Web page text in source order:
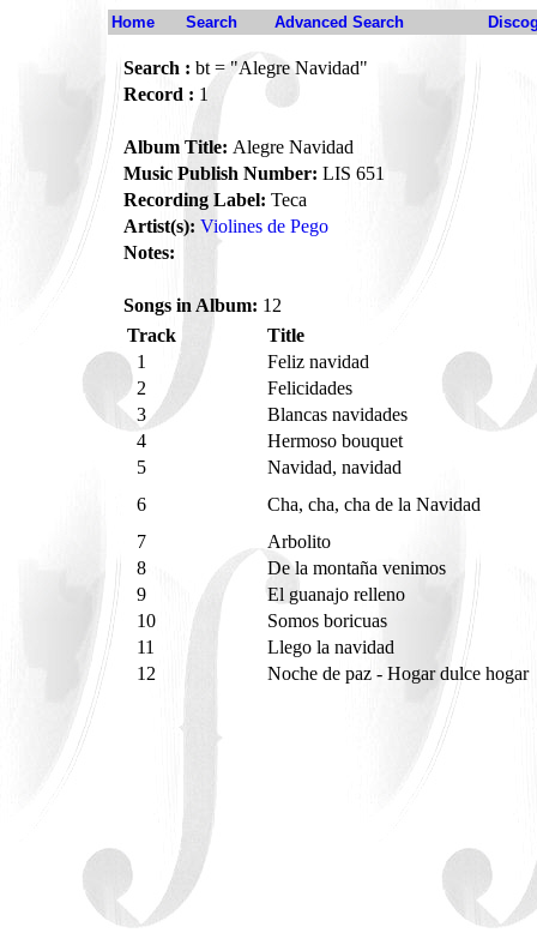
Home Search Advanced Search
Search : bt = "Alegre Navidad"
Record : 1
Album Title: Alegre Navidad
Music Publish Number: LIS 651
Recording Label: Teca
Artist(s): Violines de Pego
Notes:
Songs in Album: 12
Track
Title
1
Feliz navidad
2
Felicidades
3
Blancas navidades
4
Hermoso bouquet
5
Navidad, navidad
6
Cha, cha, cha de la Navidad
7
Arbolito
8
De la montaña venimos
9
El guanajo relleno
10
Somos boricuas
11
Llego la navidad
12
Noche de paz - Hogar dulce hogar